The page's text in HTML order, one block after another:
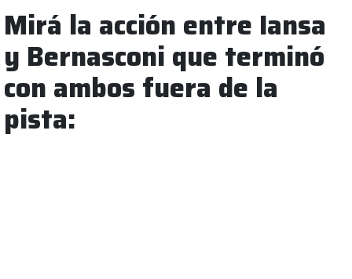
Mirá la acción entre Iansa
y Bernasconi que terminó
con ambos fuera de la
pista: